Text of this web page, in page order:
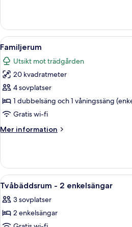
Öppna
alla
foton
för
Familjerum
Ett
5
Familjerum
Utsikt mot trädgården
20 kvadratmeter
4 sovplatser
1 dubbelsäng och 1 våningssäng
Gratis wi-fi
Mer information
Mer
Öppna
alla
foton
för
Ett
10
Tvåbäddsrum - 2 enkelsängar
3 sovplatser
2 enkelsängar